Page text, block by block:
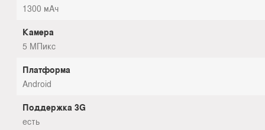
1300 мАч
Камера
5 МПикс
Платформа
Android
Поддержка 3G
есть